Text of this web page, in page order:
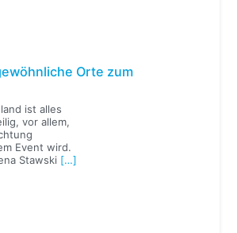
Orte zum
ist alles
vor allem,
Event wird.
Stawski […]